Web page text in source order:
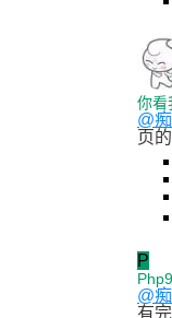
你看
@
页
P
@
有